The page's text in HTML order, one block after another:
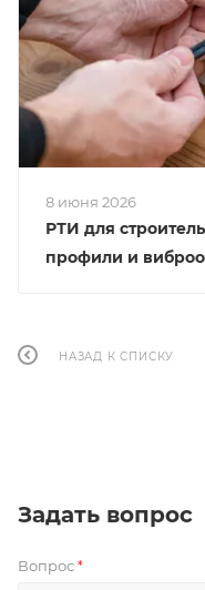
8 июня 2026
РТИ для
профили и
НАЗАД К СПИСКУ
Задать вопрос
Вопрос *